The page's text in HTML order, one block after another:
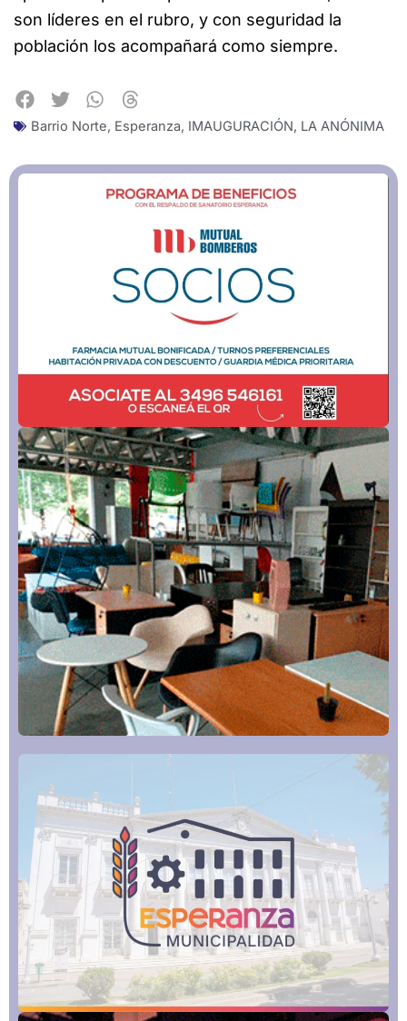
son líderes en el rubro, y con seguridad la
población los acompañará como siempre.
Barrio Norte, Esperanza, IMAUGURACIÓN, LA ANÓNIMA